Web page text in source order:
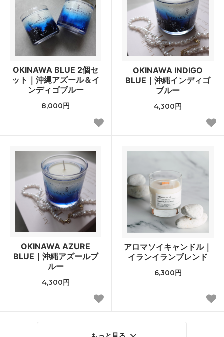
OKINAWA BLUE 2個セ
ット｜沖縄アズール＆イ
ンディゴブルー
8,000円
OKINAWA INDIGO
BLUE｜沖縄インディゴ
ブルー
4,300円
OKINAWA AZURE
BLUE｜沖縄アズールブ
ルー
4,300円
アロマソイキャンドル｜
イランイランブレンド
6,300円